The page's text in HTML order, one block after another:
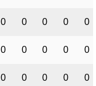
0 0 0 0 0
0 0 0 0 0
0 0 0 0 0